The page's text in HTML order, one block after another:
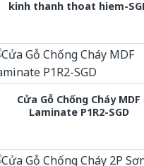
kinh thanh thoat hiem-
Cửa Gỗ Chống Cháy MDF
Laminate P1R2-SGD